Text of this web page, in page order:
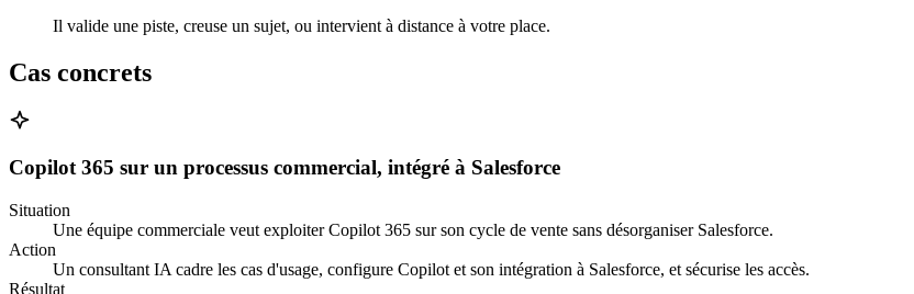
Il valide une piste, creuse un sujet, ou intervient à distance à votre place.
Cas concrets
Copilot 365 sur un processus commercial, intégré à Salesforce
Situation
Une équipe commerciale veut exploiter Copilot 365 sur son cycle de vente sans désorganiser Salesforce.
Action
Un consultant IA cadre les cas d'usage, configure Copilot et son intégration à Salesforce, et sécurise les accès.
Résultat